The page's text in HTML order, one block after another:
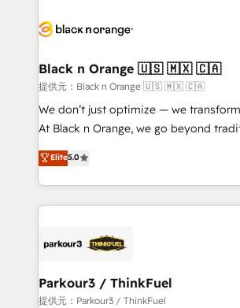
clients.” - Brian Garvey, VP, Solutions Partner
Program, HubSpot.
référencement, votre stratégie digitale
projet HubSpot avec DIGITALISIM : 🧽 Nettoyage,
migration et intégration des bases de
Développement des interfaces avec
métiers ⚙️ Configuration de la plateforme HubSpot
Book Process & Guidelines utilisateurs
Formations des utilisateurs
Black n Orange 🇺🇸 🇲🇽 🇨🇦
提供元：Black n Orange 🇺🇸 🇲🇽 🇨🇦
We don’t just optimize — we
At Black n Orange, we go beyond
Marketing with our exclusive
BOOMS and BOOST. Together, they
combination that has driven success
businesses worldwide. As Elite HubSpot Partners, we
strategies that integrate data-driven
companies scale faster and smarter. 🔹 BOOMS:
Demand generation for all your buyers With BOOMS,
Elite5.0
Parkour3 / ThinkFuel
提供元：Parkour3 / ThinkFuel